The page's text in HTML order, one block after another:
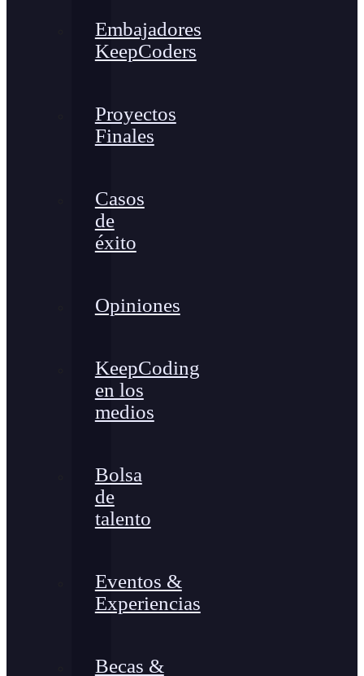
Embajadores
KeepCoders
Proyectos
Finales
Casos
de
éxito
Opiniones
KeepCoding
en los
medios
Bolsa
de
talento
Eventos &
Experiencias
Becas &